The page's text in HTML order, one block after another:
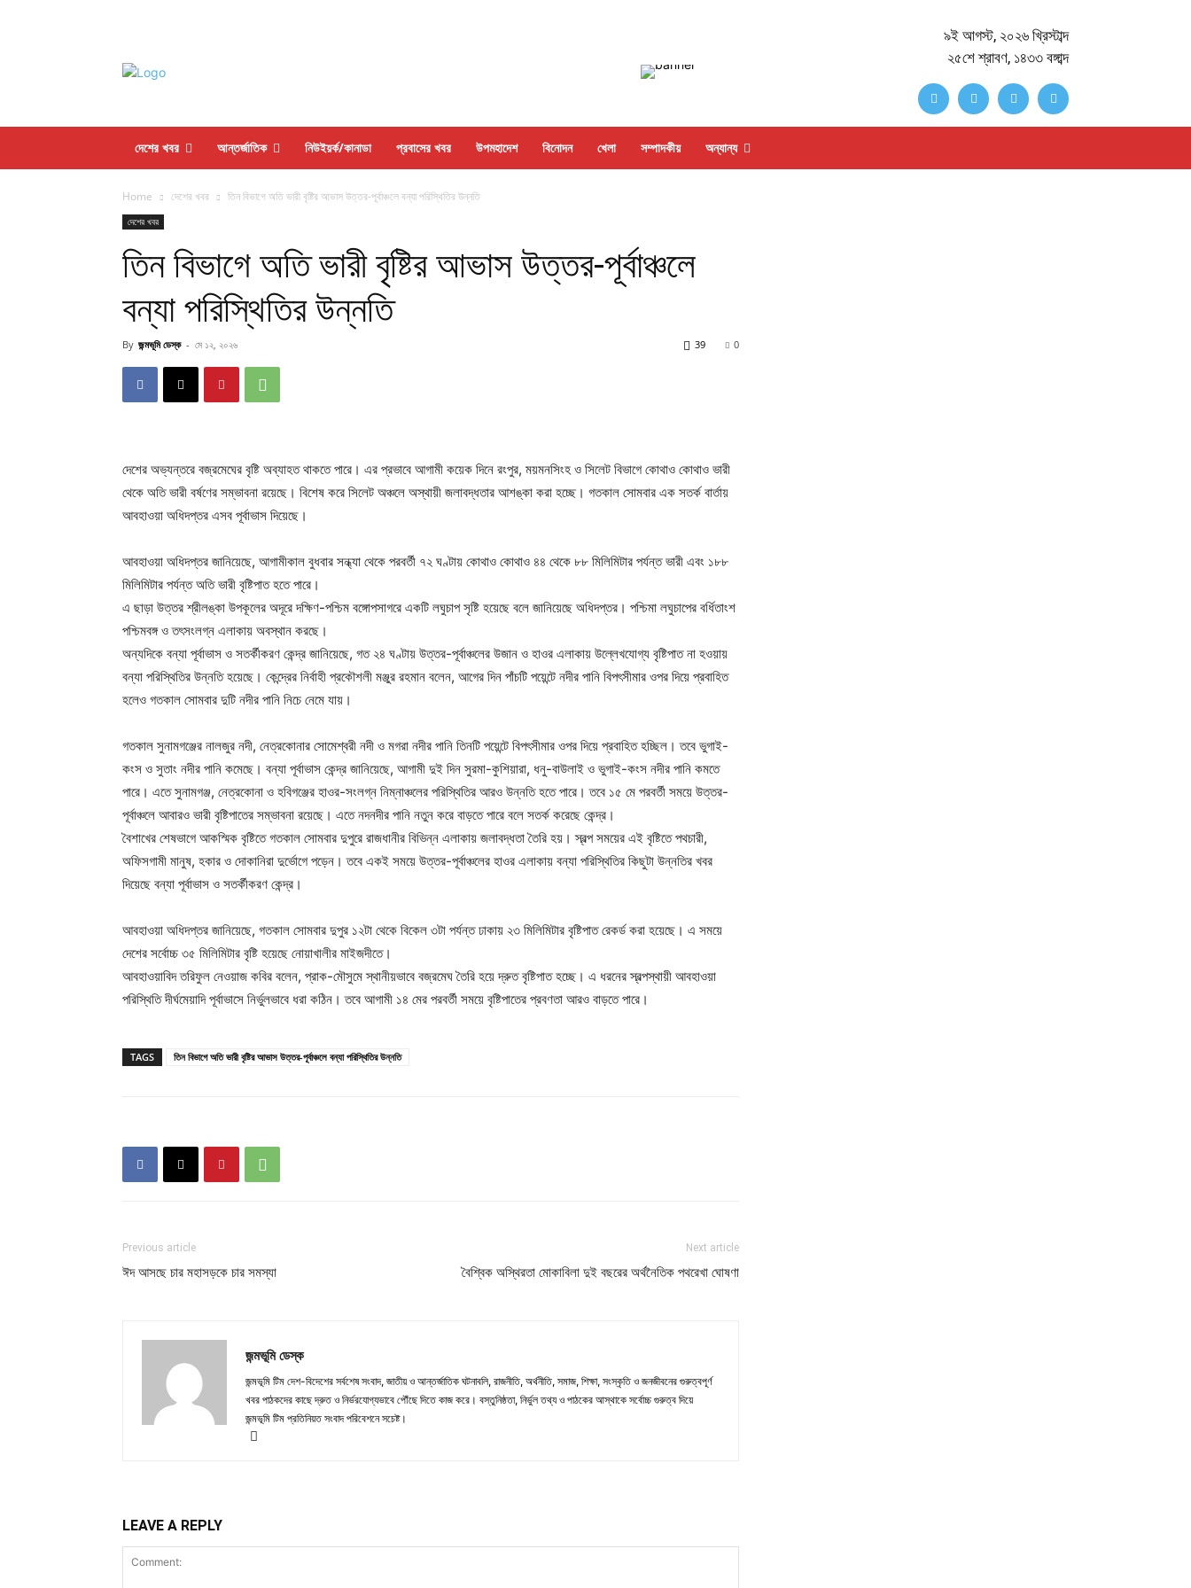
৯ই আগস্ট, ২০২৬ খ্রিস্টাব্দ
২৫শে শ্রাবণ, ১৪৩৩ বঙ্গাব্দ
দেশের খবর আন্তর্জাতিক নিউইয়র্ক/কানাডা প্রবাসের খবর উপমহাদেশ বিনোদন খেলা সম্পাদকীয় অন্যান্য
Home দেশের খবর তিন বিভাগে অতি ভারী বৃষ্টির আভাস উত্তর-পূর্বাঞ্চলে বন্যা পরিস্থিতির উন্নতি
দেশের খবর
তিন বিভাগে অতি ভারী বৃষ্টির আভাস উত্তর-পূর্বাঞ্চলে
বন্যা পরিস্থিতির উন্নতি
By জন্মভূমি ডেস্ক - মে ১২, ২০২৬ 0
39
দেশের অভ্যন্তরে বজ্রমেঘের বৃষ্টি অব্যাহত থাকতে পারে। এর প্রভাবে আগামী কয়েক দিনে রংপুর, ময়মনসিংহ ও সিলেট বিভাগে কোথাও কোথাও ভারী
থেকে অতি ভারী বর্ষণের সম্ভাবনা রয়েছে। বিশেষ করে সিলেট অঞ্চলে অস্থায়ী জলাবদ্ধতার আশঙ্কা করা হচ্ছে। গতকাল সোমবার এক সতর্ক বার্তায়
আবহাওয়া অধিদপ্তর এসব পূর্বাভাস দিয়েছে।
আবহাওয়া অধিদপ্তর জানিয়েছে, আগামীকাল বুধবার সন্ধ্যা থেকে পরবর্তী ৭২ ঘণ্টায় কোথাও কোথাও ৪৪ থেকে ৮৮ মিলিমিটার পর্যন্ত ভারী এবং ১৮৮
মিলিমিটার পর্যন্ত অতি ভারী বৃষ্টিপাত হতে পারে।
এ ছাড়া উত্তর শ্রীলঙ্কা উপকূলের অদূরে দক্ষিণ-পশ্চিম বঙ্গোপসাগরে একটি লঘুচাপ সৃষ্টি হয়েছে বলে জানিয়েছে অধিদপ্তর। পশ্চিমা লঘুচাপের বর্ধিতাংশ
পশ্চিমবঙ্গ ও তৎসংলগ্ন এলাকায় অবস্থান করছে।
অন্যদিকে বন্যা পূর্বাভাস ও সতর্কীকরণ কেন্দ্র জানিয়েছে, গত ২৪ ঘণ্টায় উত্তর-পূর্বাঞ্চলের উজান ও হাওর এলাকায় উল্লেখযোগ্য বৃষ্টিপাত না হওয়ায়
বন্যা পরিস্থিতির উন্নতি হয়েছে। কেন্দ্রের নির্বাহী প্রকৌশলী মঞ্জুর রহমান বলেন, আগের দিন পাঁচটি পয়েন্টে নদীর পানি বিপৎসীমার ওপর দিয়ে প্রবাহিত
হলেও গতকাল সোমবার দুটি নদীর পানি নিচে নেমে যায়।
গতকাল সুনামগঞ্জের নালজুর নদী, নেত্রকোনার সোমেশ্বরী নদী ও মগরা নদীর পানি তিনটি পয়েন্টে বিপৎসীমার ওপর দিয়ে প্রবাহিত হচ্ছিল। তবে ভুগাই-
কংস ও সুতাং নদীর পানি কমেছে। বন্যা পূর্বাভাস কেন্দ্র জানিয়েছে, আগামী দুই দিন সুরমা-কুশিয়ারা, ধনু-বাউলাই ও ভুগাই-কংস নদীর পানি কমতে
পারে। এতে সুনামগঞ্জ, নেত্রকোনা ও হবিগঞ্জের হাওর-সংলগ্ন নিম্নাঞ্চলের পরিস্থিতির আরও উন্নতি হতে পারে। তবে ১৫ মে পরবর্তী সময়ে উত্তর-
পূর্বাঞ্চলে আবারও ভারী বৃষ্টিপাতের সম্ভাবনা রয়েছে। এতে নদনদীর পানি নতুন করে বাড়তে পারে বলে সতর্ক করেছে কেন্দ্র।
বৈশাখের শেষভাগে আকস্মিক বৃষ্টিতে গতকাল সোমবার দুপুরে রাজধানীর বিভিন্ন এলাকায় জলাবদ্ধতা তৈরি হয়। স্বল্প সময়ের এই বৃষ্টিতে পথচারী,
অফিসগামী মানুষ, হকার ও দোকানিরা দুর্ভোগে পড়েন। তবে একই সময়ে উত্তর-পূর্বাঞ্চলের হাওর এলাকায় বন্যা পরিস্থিতির কিছুটা উন্নতির খবর
দিয়েছে বন্যা পূর্বাভাস ও সতর্কীকরণ কেন্দ্র।
আবহাওয়া অধিদপ্তর জানিয়েছে, গতকাল সোমবার দুপুর ১২টা থেকে বিকেল ৩টা পর্যন্ত ঢাকায় ২৩ মিলিমিটার বৃষ্টিপাত রেকর্ড করা হয়েছে। এ সময়ে
দেশের সর্বোচ্চ ৩৫ মিলিমিটার বৃষ্টি হয়েছে নোয়াখালীর মাইজদীতে।
আবহাওয়াবিদ তরিফুল নেওয়াজ কবির বলেন, প্রাক-মৌসুমে স্থানীয়ভাবে বজ্রমেঘ তৈরি হয়ে দ্রুত বৃষ্টিপাত হচ্ছে। এ ধরনের স্বল্পস্থায়ী আবহাওয়া
পরিস্থিতি দীর্ঘমেয়াদি পূর্বাভাসে নির্ভুলভাবে ধরা কঠিন। তবে আগামী ১৪ মের পরবর্তী সময়ে বৃষ্টিপাতের প্রবণতা আরও বাড়তে পারে।
TAGS তিন বিভাগে অতি ভারী বৃষ্টির আভাস উত্তর-পূর্বাঞ্চলে বন্যা পরিস্থিতির উন্নতি
Previous article
ঈদ আসছে চার মহাসড়কে চার সমস্যা
Next article
বৈশ্বিক অস্থিরতা মোকাবিলা দুই বছরের অর্থনৈতিক পথরেখা ঘোষণা
জন্মভূমি ডেস্ক
জন্মভূমি টিম দেশ-বিদেশের সর্বশেষ সংবাদ, জাতীয় ও আন্তর্জাতিক ঘটনাবলি, রাজনীতি, অর্থনীতি, সমাজ, শিক্ষা, সংস্কৃতি ও জনজীবনের গুরুত্বপূর্ণ
খবর পাঠকদের কাছে দ্রুত ও নির্ভরযোগ্যভাবে পৌঁছে দিতে কাজ করে। বস্তুনিষ্ঠতা, নির্ভুল তথ্য ও পাঠকের আস্থাকে সর্বোচ্চ গুরুত্ব দিয়ে
জন্মভূমি টিম প্রতিনিয়ত সংবাদ পরিবেশনে সচেষ্ট।
LEAVE A REPLY